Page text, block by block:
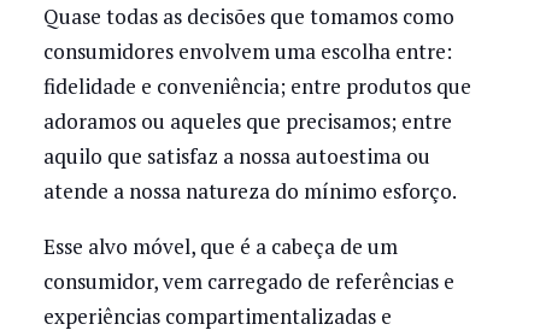
Quase todas as decisões que tomamos como
consumidores envolvem uma escolha entre:
fidelidade e conveniência; entre produtos que
adoramos ou aqueles que precisamos; entre
aquilo que satisfaz a nossa autoestima ou
atende a nossa natureza do mínimo esforço.
Esse alvo móvel, que é a cabeça de um
consumidor, vem carregado de referências e
experiências compartimentalizadas e